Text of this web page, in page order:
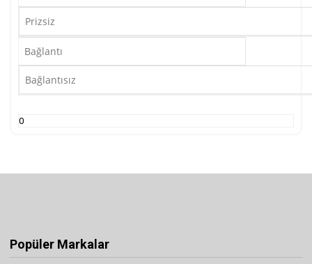
Prizsiz
Bağlantı
Bağlantısız
0
Popüler Markalar